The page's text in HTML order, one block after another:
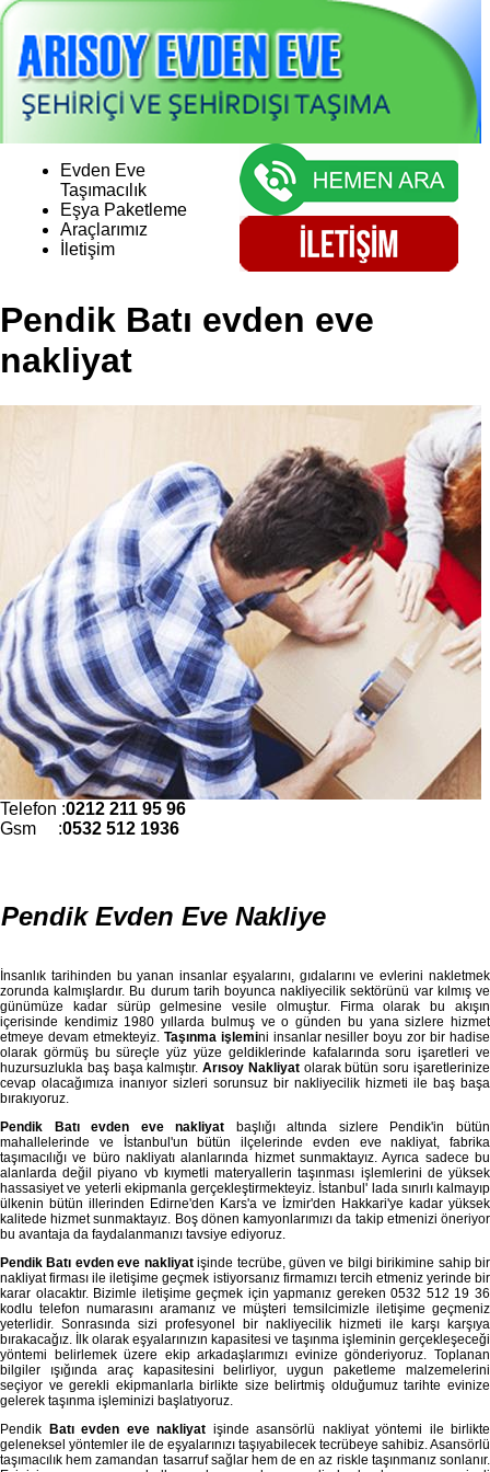
Evden Eve
Taşımacılık
Eşya Paketleme
Araçlarımız
İletişim
Pendik Batı evden eve
nakliyat
Telefon :0212 211 95 96
Gsm :0532 512 1936
Pendik Evden Eve Nakliye
İnsanlık tarihinden bu yanan insanlar eşyalarını, gıdalarını ve evlerini nakletmek
zorunda kalmışlardır. Bu durum tarih boyunca nakliyecilik sektörünü var kılmış ve
günümüze kadar sürüp gelmesine vesile olmuştur. Firma olarak bu akışın
içerisinde kendimiz 1980 yıllarda bulmuş ve o günden bu yana sizlere hizmet
etmeye devam etmekteyiz. Taşınma işlemini insanlar nesiller boyu zor bir hadise
olarak görmüş bu süreçle yüz yüze geldiklerinde kafalarında soru işaretleri ve
huzursuzlukla baş başa kalmıştır.Arısoy Nakliyat olarak bütün soru işaretlerinize
cevap olacağımıza inanıyor sizleri sorunsuz bir nakliyecilik hizmeti ile baş başa
bırakıyoruz.
Pendik Batı evden eve nakliyat başlığı altında sizlere Pendik'in bütün
mahallelerinde ve İstanbul'un bütün ilçelerinde evden eve nakliyat, fabrika
taşımacılığı ve büro nakliyatı alanlarında hizmet sunmaktayız. Ayrıca sadece bu
alanlarda değil piyano vb kıymetli materyallerin taşınması işlemlerini de yüksek
hassasiyet ve yeterli ekipmanla gerçekleştirmekteyiz. İstanbul' lada sınırlı kalmayıp
ülkenin bütün illerinden Edirne'den Kars'a ve İzmir'den Hakkari'ye kadar yüksek
kalitede hizmet sunmaktayız. Boş dönen kamyonlarımızı da takip etmenizi öneriyor
bu avantaja da faydalanmanızı tavsiye ediyoruz.
Pendik Batı evden eve nakliyatişinde tecrübe, güven ve bilgi birikimine sahip bir
nakliyat firması ile iletişime geçmek istiyorsanız firmamızı tercih etmeniz yerinde bir
karar olacaktır. Bizimle iletişime geçmek için yapmanız gereken 0532 512 19 36
kodlu telefon numarasını aramanız ve müşteri temsilcimizle iletişime geçmeniz
yeterlidir. Sonrasında sizi profesyonel bir nakliyecilik hizmeti ile karşı karşıya
bırakacağız. İlk olarak eşyalarınızın kapasitesi ve taşınma işleminin gerçekleşeceği
yöntemi belirlemek üzere ekip arkadaşlarımızı evinize gönderiyoruz. Toplanan
bilgiler ışığında araç kapasitesini belirliyor, uygun paketleme malzemelerini
seçiyor ve gerekli ekipmanlarla birlikte size belirtmiş olduğumuz tarihte evinize
gelerek taşınma işleminizi başlatıyoruz.
Pendik Batı evden eve nakliyat işinde asansörlü nakliyat yöntemi ile birlikte
geleneksel yöntemler ile de eşyalarınızı taşıyabilecek tecrübeye sahibiz. Asansörlü
taşımacılık hem zamandan tasarruf sağlar hem de en az riskle taşınmanız sonlanır.